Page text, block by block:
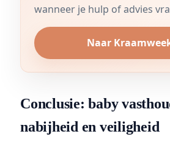
wanneer je hulp of advies
Naar
Conclusie: baby
nabijheid en veiligheid